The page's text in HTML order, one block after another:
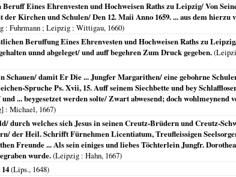
Eines Ehrenvesten und Hochweisen Raths zu Leipzig/ Von
Kirchen und Schulen/ Den 12. Maii Anno 1659. ... aus dem hierzu
: Fuhrmann ; Leipzig : Wittigau, 1660)
Beruffung Eines Ehrenvesten und Hochweisen Raths zu
unnd abgeleget/ und auff begehren Zum Druck gegeben.(
Schauen/ damit Er Die ... Jungfer Margarithen/ eine gebohrne
Spruche Ps. Xvii, 15. Auff seinem Siechbette und bey
... beygesetzet werden solte/ Zwart abwesend; doch wohlmeynend
: Michael, 1667)
durch welches sich Jesus in seinen Creutz-Brüdern und Creutz-
der Heil. Schrifft Fürnehmen Licentiatum, Treufleissigen
Freunde ... Als sein einiges und liebes Töchterlein Jungfr.
wurde.(Leipzig : Hahn, 1667)
(Lips., 1648)